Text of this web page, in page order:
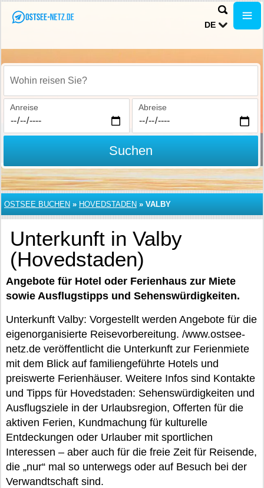
DE
Wohin reisen Sie?
Anreise Abreise
Suchen
OSTSEE BUCHEN » HOVEDSTADEN » VALBY
Unterkunft in Valby
(Hovedstaden)
Angebote für Hotel oder Ferienhaus zur Miete
sowie Ausflugstipps und Sehenswürdigkeiten.
Unterkunft Valby: Vorgestellt werden Angebote für die
eigenorganisierte Reisevorbereitung. /www.ostsee-
netz.de veröffentlicht die Unterkunft zur Ferienmiete
mit dem Blick auf familiengeführte Hotels und
preiswerte Ferienhäuser. Weitere Infos sind Kontakte
und Tipps für Hovedstaden: Sehenswürdigkeiten und
Ausflugsziele in der Urlaubsregion, Offerten für die
aktiven Ferien, Kundmachung für kulturelle
Entdeckungen oder Urlauber mit sportlichen
Interessen – aber auch für die freie Zeit für Reisende,
die „nur“ mal so unterwegs oder auf Besuch bei der
Verwandtschaft sind.